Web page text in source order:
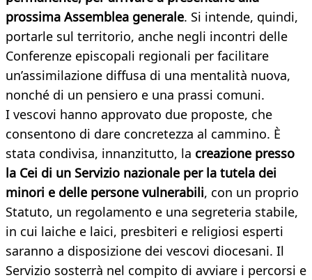
prossima Assemblea generale. Si intende, quindi,
portarle sul territorio, anche negli incontri delle
Conferenze episcopali regionali per facilitare
un’assimilazione diffusa di una mentalità nuova,
nonché di un pensiero e una prassi comuni.
I vescovi hanno approvato due proposte, che
consentono di dare concretezza al cammino. È
stata condivisa, innanzitutto, la creazione presso
la Cei di un Servizio nazionale per la tutela dei
minori e delle persone vulnerabili, con un proprio
Statuto, un regolamento e una segreteria stabile,
in cui laiche e laici, presbiteri e religiosi esperti
saranno a disposizione dei vescovi diocesani. Il
Servizio sosterrà nel compito di avviare i percorsi e